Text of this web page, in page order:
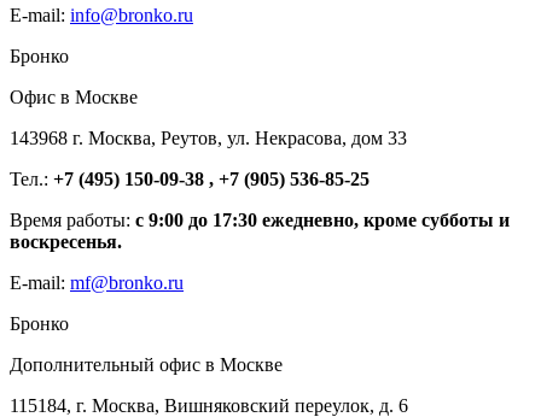
E-mail: info@bronko.ru
Бронко
Офис в Москве
143968 г. Москва, Реутов, ул. Некрасова, дом 33
Тел.: +7 (495) 150-09-38 , +7 (905) 536-85-25
Время работы: с 9:00 до 17:30 ежедневно, кроме субботы и
воскресенья.
E-mail: mf@bronko.ru
Бронко
Дополнительный офис в Москве
115184, г. Москва, Вишняковский переулок, д. 6